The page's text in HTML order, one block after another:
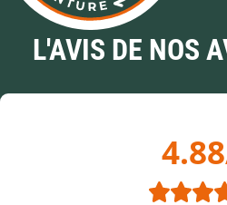
L'AVIS DE NOS
4.88